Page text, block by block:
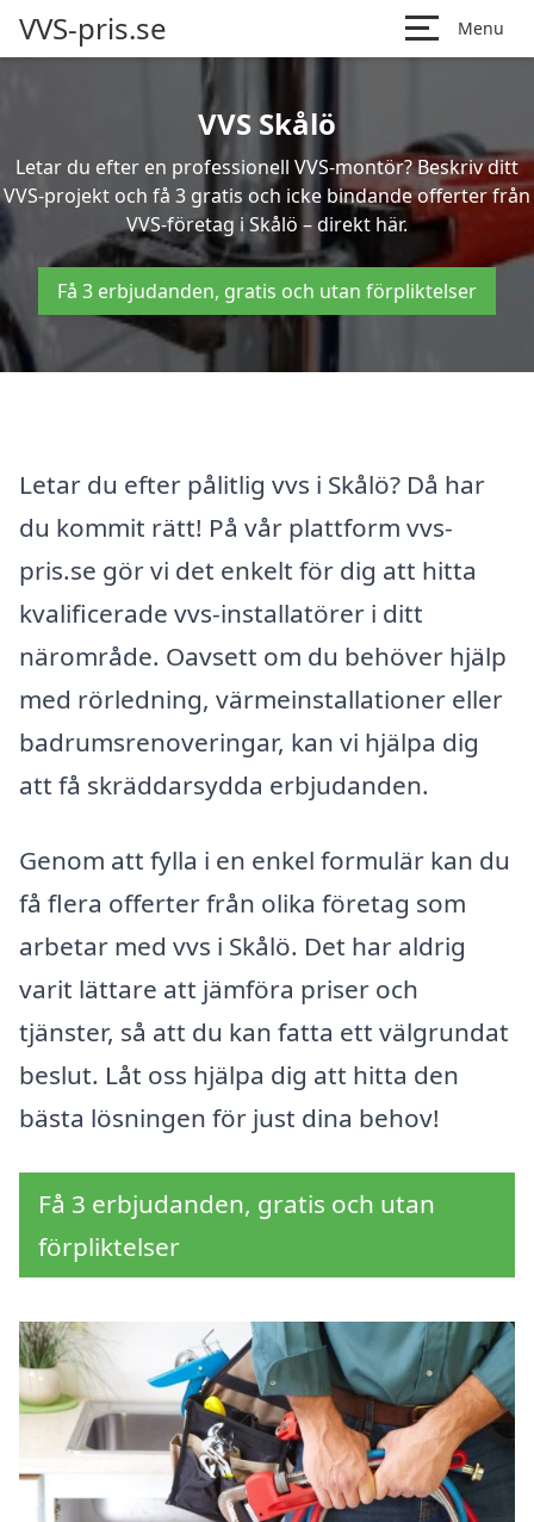
VVS-pris.se Menu
VVS Skålö
Letar du efter en professionell VVS-montör? Beskriv ditt
VVS-projekt och få 3 gratis och icke bindande offerter från
VVS-företag i Skålö – direkt här.
Få 3 erbjudanden, gratis och utan förpliktelser
Letar du efter pålitlig vvs i Skålö? Då har
du kommit rätt! På vår plattform vvs-
pris.se gör vi det enkelt för dig att hitta
kvalificerade vvs-installatörer i ditt
närområde. Oavsett om du behöver hjälp
med rörledning, värmeinstallationer eller
badrumsrenoveringar, kan vi hjälpa dig
att få skräddarsydda erbjudanden.
Genom att fylla i en enkel formulär kan du
få flera offerter från olika företag som
arbetar med vvs i Skålö. Det har aldrig
varit lättare att jämföra priser och
tjänster, så att du kan fatta ett välgrundat
beslut. Låt oss hjälpa dig att hitta den
bästa lösningen för just dina behov!
Få 3 erbjudanden, gratis och utan
förpliktelser